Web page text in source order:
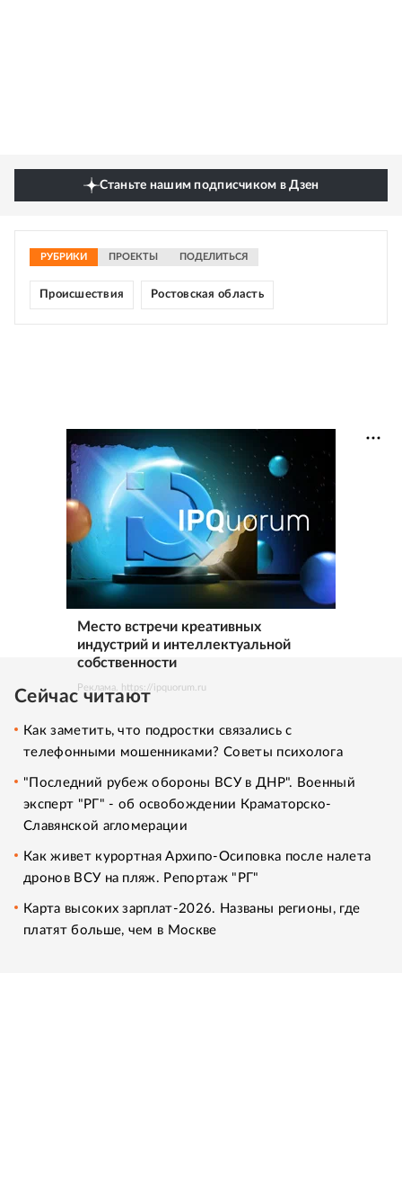
Станьте нашим подписчиком в Дзен
РУБРИКИ ПРОЕКТЫ ПОДЕЛИТЬСЯ
Происшествия Ростовская область
Место встречи креативных
индустрий и интеллектуальной
собственности
Реклама. https://ipquorum.ru
Сейчас читают
Как заметить, что подростки связались с
телефонными мошенниками? Советы психолога
"Последний рубеж обороны ВСУ в ДНР". Военный
эксперт "РГ" - об освобождении Краматорско-
Славянской агломерации
Как живет курортная Архипо-Осиповка после налета
дронов ВСУ на пляж. Репортаж "РГ"
Карта высоких зарплат-2026. Названы регионы, где
платят больше, чем в Москве